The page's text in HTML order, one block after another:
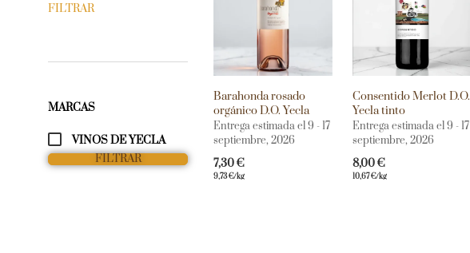
FILTRAR
MARCAS
VINOS DE YECLA
FILTRAR
Barahonda rosado
orgánico D.O. Yecla
Entrega estimada el 9 - 17
septiembre, 2026
7,30€
9,73€/kg
Consentido Merlot D.O.
Yecla tinto
Entrega estimada el 9 - 17
septiembre, 2026
8,00€
10,67€/kg